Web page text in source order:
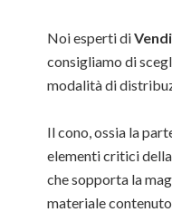
Noi esperti di
consigliamo di
modalità di
Il cono, ossia la
elementi critici
che sopporta la
materiale